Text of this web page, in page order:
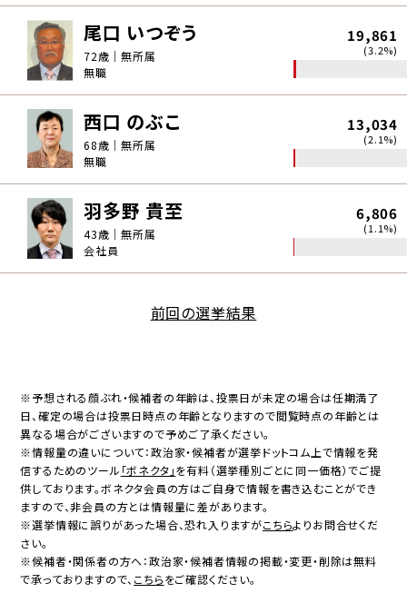
尾口 いつぞう
72歳｜無所属
無職
19,861
(3.2%)
西口 のぶこ
68歳｜無所属
無職
13,034
(2.1%)
羽多野 貴至
43歳｜無所属
会社員
6,806
(1.1%)
前回の選挙結果
※予想される顔ぶれ・候補者の年齢は、投票日が未定の場合は任期満了
日、確定の場合は投票日時点の年齢となりますので閲覧時点の年齢とは
異なる場合がございますので予めご了承ください。
※情報量の違いについて：政治家・候補者が選挙ドットコム上で情報を発
信するためのツール 「ボネクタ」を有料（選挙種別ごとに同一価格）でご提
供しております。ボネクタ会員の方はご自身で情報を書き込むことができ
ますので、非会員の方とは情報量に差があります。
※選挙情報に誤りがあった場合、恐れ入りますがこちらよりお問合せくだ
さい。
※候補者・関係者の方へ：政治家・候補者情報の掲載・変更・削除は無料
で承っておりますので、 こちらをご確認ください。